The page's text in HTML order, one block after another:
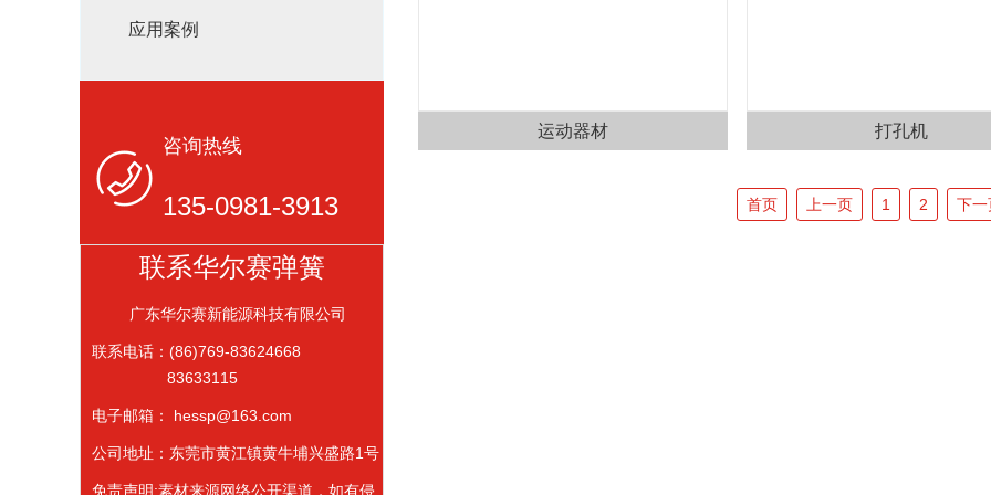
应用案例
咨询热线
135-0981-3913
联系华尔赛弹簧
广东华尔赛新能源科技有限公司
联系电话：(86)769-83624668
83633115
电子邮箱： hessp@163.com
公司地址：东莞市黄江镇黄牛埔兴盛路1号
免责声明:素材来源网络公开渠道，如有侵
运动器材 打孔机
首页 上一页 1 2 下一